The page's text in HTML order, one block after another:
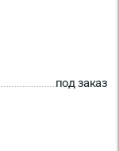
под заказ